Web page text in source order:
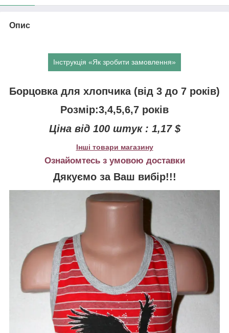
Опис
Інструкція «Як зробити замовлення»
Борцовка для хлопчика (від 3 до 7 років)
Розмір:3,4,5,6,7 років
Ціна від 100 штук : 1,17 $
Інші товари магазину
Ознайомтесь з умовою доставки
Дякуємо за Ваш вибір!!!